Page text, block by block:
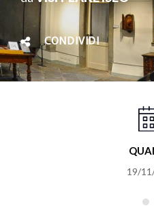
CONDIVIDI
19/